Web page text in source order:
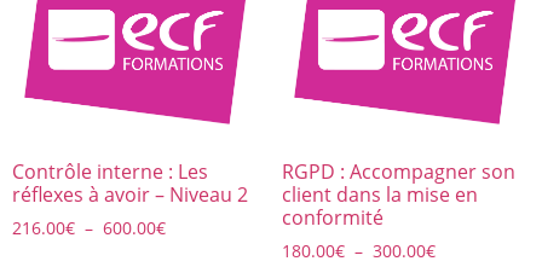
Contrôle interne : Les
réflexes à avoir – Niveau 2
216.00€ – 600.00€
RGPD : Accompagner son
client dans la mise en
conformité
180.00€ – 300.00€